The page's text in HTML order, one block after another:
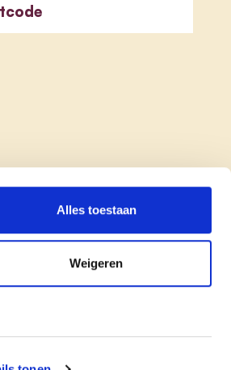
Alles toestaan
Weigeren